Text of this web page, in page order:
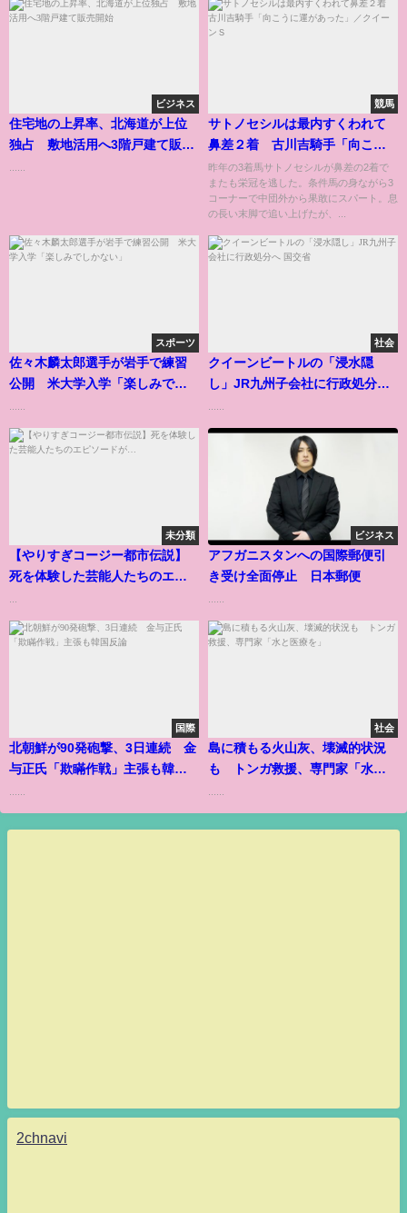
ビジネス
住宅地の上昇率、北海道が上位
独占 敷地活用へ3階戸建て販売
競馬
サトノセシルは最内すくわれて
鼻差２着 古川吉騎手「向こう
に運があった」／クイーンＳ
昨年の3着馬サトノセシルが鼻差の2着で
またも栄冠を逃した。条件馬の身ながら3
コーナーで中団外から果敢にスパート。息
の長い末脚で追い上げたが、...
スポーツ
佐々木麟太郎選手が岩手で練習
公開 米大学入学「楽しみでし
社会
クイーンビートルの「浸水隠
し」JR九州子会社に行政処分へ
未分類
【やりすぎコージー都市伝説】
死を体験した芸能人たちのエピ
ビジネス
アフガニスタンへの国際郵便引
き受け全面停止 日本郵便
国際
北朝鮮が90発砲撃、3日連続 金
与正氏「欺瞞作戦」主張も韓国
......
社会
島に積もる火山灰、壊滅的状況
も トンガ救援、専門家「水と
......
2chnavi